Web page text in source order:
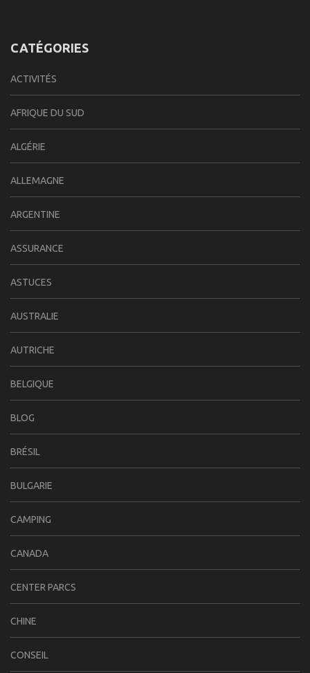
CATÉGORIES
ACTIVITÉS
AFRIQUE DU SUD
ALGÉRIE
ALLEMAGNE
ARGENTINE
ASSURANCE
ASTUCES
AUSTRALIE
AUTRICHE
BELGIQUE
BLOG
BRÉSIL
BULGARIE
CAMPING
CANADA
CENTER PARCS
CHINE
CONSEIL